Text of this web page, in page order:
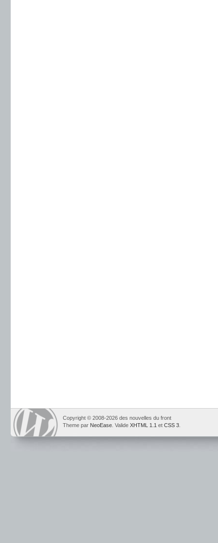
Copyright © 2008-2026 des nouvelles du front
Theme par NeoEase . Valide XHTML 1.1 et CSS 3